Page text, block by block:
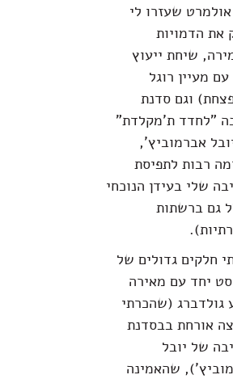
שעזרו לי
את הדמויות
שיחת ייעוץ
מעיין רוגל
וגם סדנת
"לחדד ת'מקלדת"
אברמוביץ',
רבות לתפיסת
שלי בעידן הנוכחי
גם ברשתות
חלקים גדולים של
יחד עם מאירה
גולדברג (שהכרתי
אורחת בבסדנת
של יובל
שהאמינה